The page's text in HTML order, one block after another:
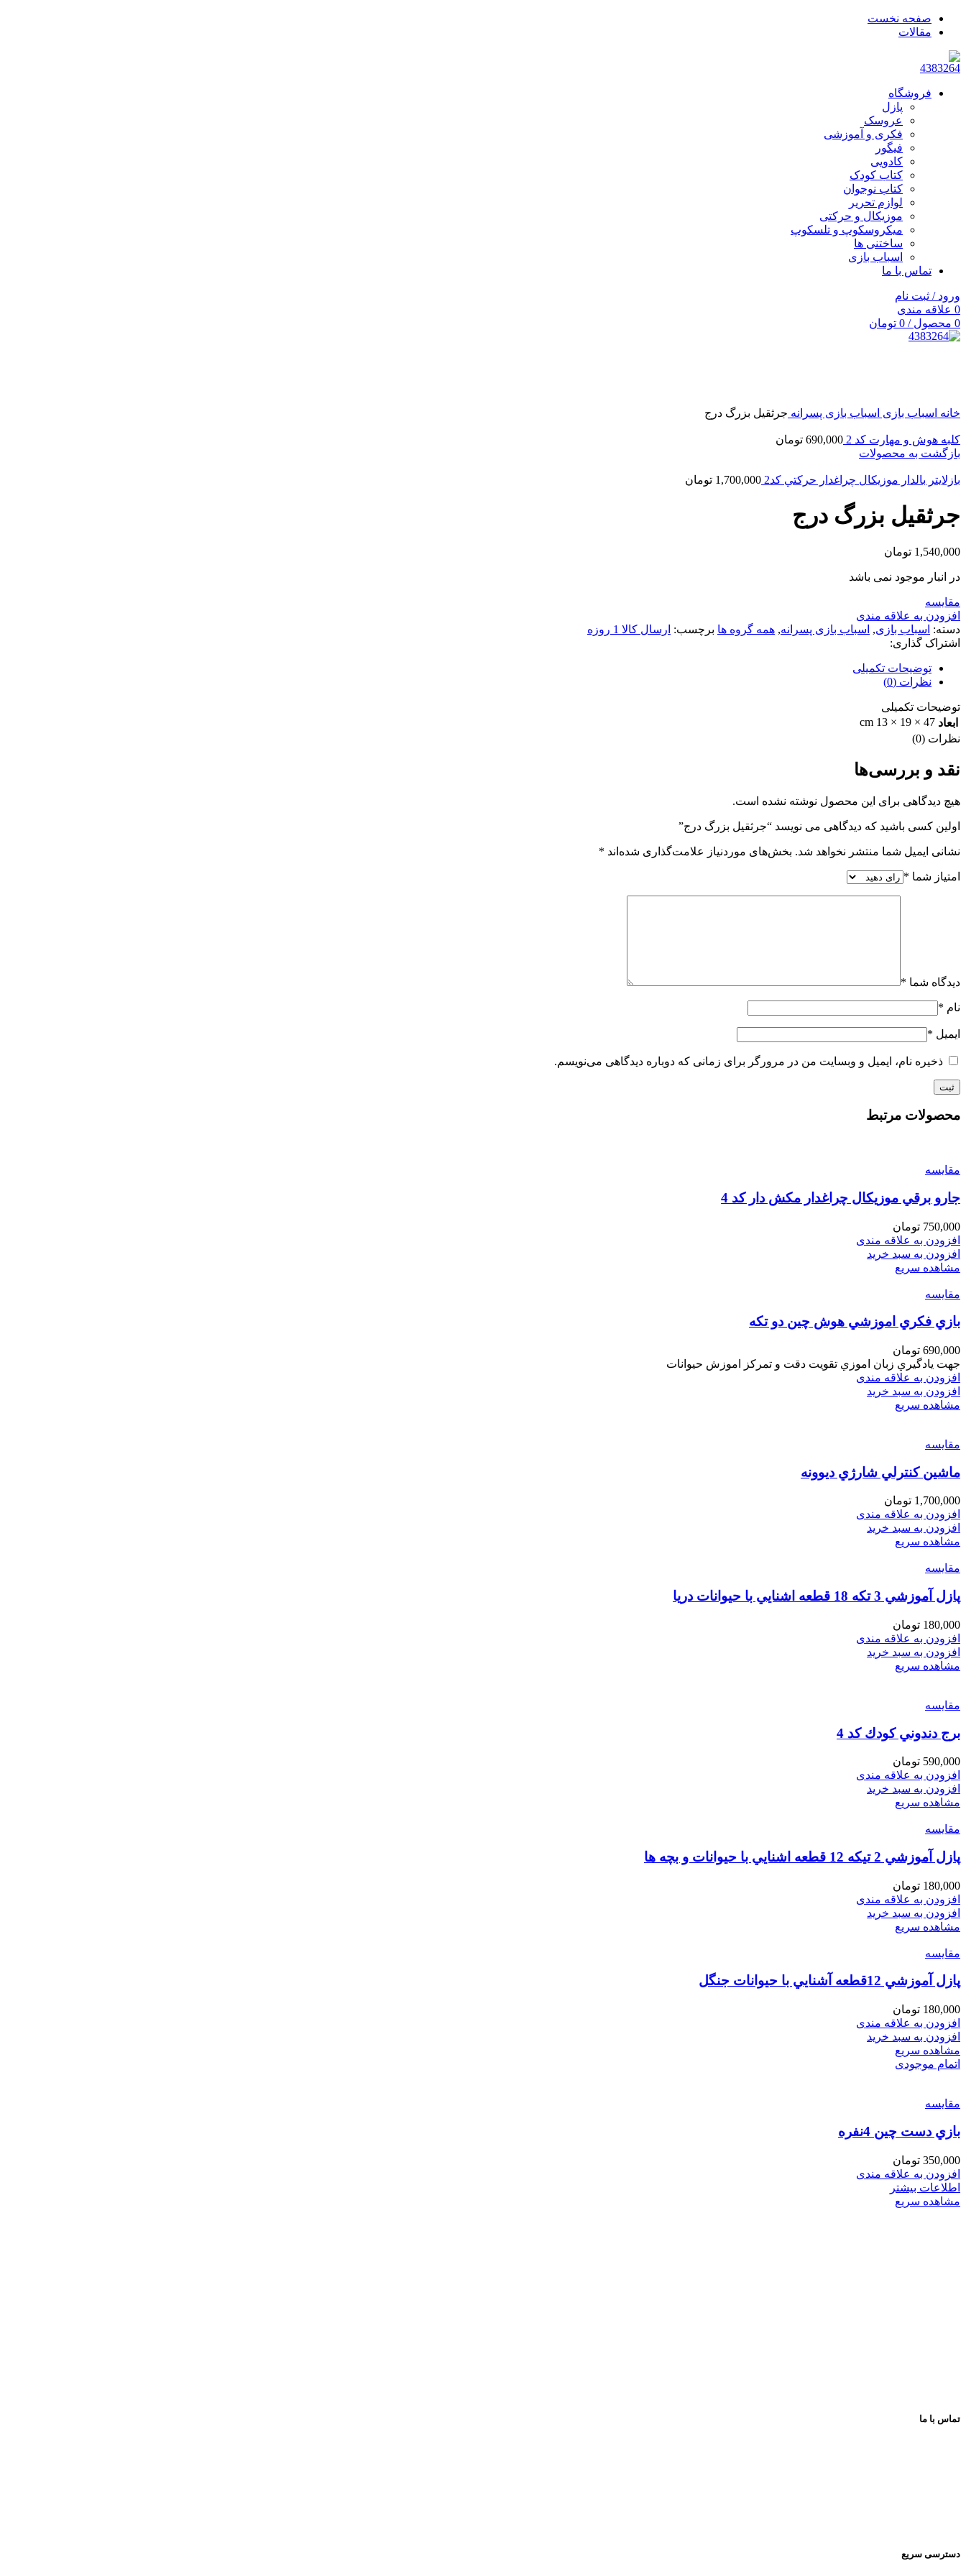
صفحه نخست
مقالات
فروشگاه
پازل
عروسک
فکری و آموزشی
فیگور
کادویی
کتاب کودک
کتاب نوجوان
لوازم تحریر
موزیکال و حرکتی
میکروسکوپ و تلسکوپ
ساختنی ها
اسباب بازی
تماس با ما
ورود / ثبت نام
0 علاقه مندی
0 محصول /
0 تومان
خانه اسباب بازی اسباب بازی پسرانه جرثقیل بزرگ درج
کلبه هوش و مهارت كد 2 690,000 تومان
بازگشت به محصولات
بازلایتر بالدار موزيكال چراغدار حركتي كد2 1,700,000 تومان
جرثقیل بزرگ درج
1,540,000 تومان
در انبار موجود نمی باشد
مقایسه
افزودن به علاقه مندی
دسته: اسباب بازی, اسباب بازی پسرانه, همه گروه ها برچسب: ارسال كالا 1 روزه
اشتراک گذاری:
توضیحات تکمیلی
نظرات (0)
توضیحات تکمیلی
ابعاد 47 × 19 × 13 cm
نظرات (0)
نقد و بررسی‌ها
هیچ دیدگاهی برای این محصول نوشته نشده است.
اولین کسی باشید که دیدگاهی می نویسد “جرثقیل بزرگ درج”
نشانی ایمیل شما منتشر نخواهد شد. بخش‌های موردنیاز علامت‌گذاری شده‌اند *
امتیاز شما *
دیدگاه شما *
نام *
ایمیل *
ذخیره نام، ایمیل و وبسایت من در مرورگر برای زمانی که دوباره دیدگاهی می‌نویسم.
محصولات مرتبط
مقایسه
جارو برقي موزيكال چراغدار مكش دار كد 4
750,000 تومان
افزودن به علاقه مندی
افزودن به سبد خرید
مشاهده سریع
مقایسه
بازي فكري اموزشي هوش چين دو تكه
690,000 تومان
جهت يادگيري زبان اموزي تقويت دقت و تمركز اموزش حيوانات
افزودن به علاقه مندی
افزودن به سبد خرید
مشاهده سریع
مقایسه
ماشين كنترلي شارژي ديوونه
1,700,000 تومان
افزودن به علاقه مندی
افزودن به سبد خرید
مشاهده سریع
مقایسه
پازل آموزشي 3 تكه 18 قطعه اشنايي با حيوانات دريا
180,000 تومان
افزودن به علاقه مندی
افزودن به سبد خرید
مشاهده سریع
مقایسه
برج دندوني كودك كد 4
590,000 تومان
افزودن به علاقه مندی
افزودن به سبد خرید
مشاهده سریع
مقایسه
پازل آموزشي 2 تيكه 12 قطعه اشنايي با حيوانات و بچه ها
180,000 تومان
افزودن به علاقه مندی
افزودن به سبد خرید
مشاهده سریع
مقایسه
پازل آموزشي 12قطعه آشنايي با حيوانات جنگل
180,000 تومان
افزودن به علاقه مندی
افزودن به سبد خرید
مشاهده سریع
اتمام موجودی
مقایسه
بازي دست چين 4نفره
350,000 تومان
افزودن به علاقه مندی
اطلاعات بیشتر
مشاهده سریع
تماس با ما
دسترسی سریع